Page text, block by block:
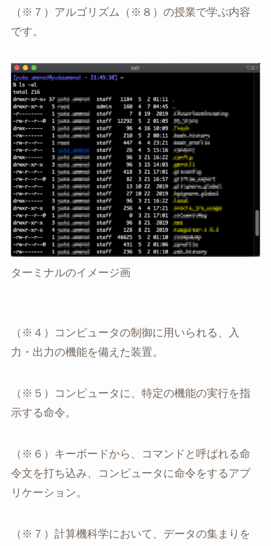
（※７）アルゴリズム（※８）の授業で学ぶ内容
です。
ターミナルのイメージ画
（※４）コンピュータの制御に用いられる、入
力・出力の機能を備えた装置。
（※５）コンピュータに、特定の機能の実行を指
示する命令。
（※６）キーボードから、コマンドと呼ばれる命
令文を打ち込み、コンピュータに命令をするアプ
リケーション。
（※７）計算機科学において、データの集まりを